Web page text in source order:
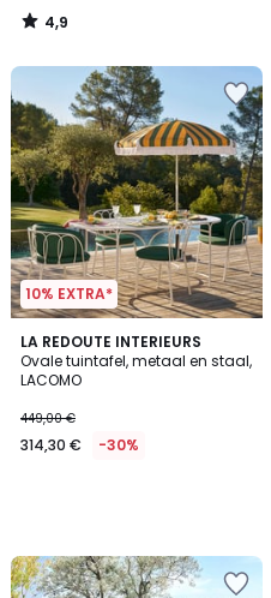
4,9
/
10% EXTRA*
LA REDOUTE INTERIEURS
Ovale tuintafel, metaal en staal,
LACOMO
449,00 €
314,30 € -30%